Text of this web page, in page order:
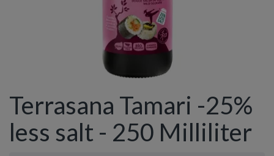
Terrasana Tamari -25%
less salt - 250 Milliliter